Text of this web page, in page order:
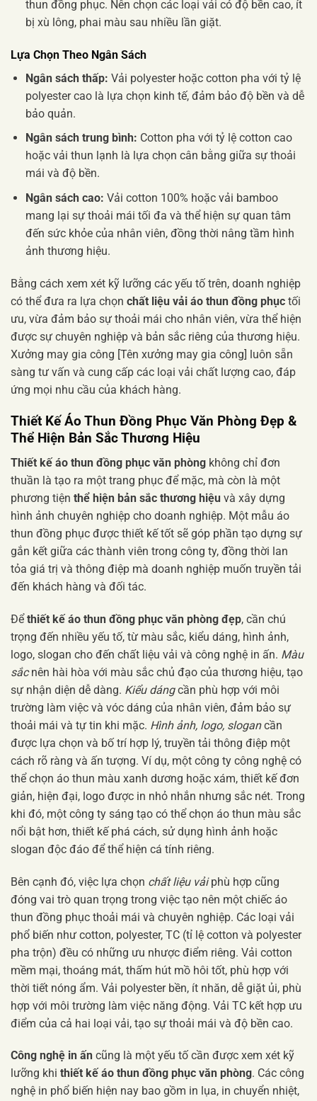
thun đồng phục. Nên chọn các loại vải có độ bền cao, ít
bị xù lông, phai màu sau nhiều lần giặt.
Lựa Chọn Theo Ngân Sách
Ngân sách thấp: Vải polyester hoặc cotton pha với tỷ lệ
polyester cao là lựa chọn kinh tế, đảm bảo độ bền và dễ
bảo quản.
Ngân sách trung bình: Cotton pha với tỷ lệ cotton cao
hoặc vải thun lạnh là lựa chọn cân bằng giữa sự thoải
mái và độ bền.
Ngân sách cao: Vải cotton 100% hoặc vải bamboo
mang lại sự thoải mái tối đa và thể hiện sự quan tâm
đến sức khỏe của nhân viên, đồng thời nâng tầm hình
ảnh thương hiệu.
Bằng cách xem xét kỹ lưỡng các yếu tố trên, doanh nghiệp
có thể đưa ra lựa chọn chất liệu vải áo thun đồng phục tối
ưu, vừa đảm bảo sự thoải mái cho nhân viên, vừa thể hiện
được sự chuyên nghiệp và bản sắc riêng của thương hiệu.
Xưởng may gia công [Tên xưởng may gia công] luôn sẵn
sàng tư vấn và cung cấp các loại vải chất lượng cao, đáp
ứng mọi nhu cầu của khách hàng.
Thiết Kế Áo Thun Đồng Phục Văn Phòng Đẹp &
Thể Hiện Bản Sắc Thương Hiệu
Thiết kế áo thun đồng phục văn phòng không chỉ đơn
thuần là tạo ra một trang phục để mặc, mà còn là một
phương tiện thể hiện bản sắc thương hiệu và xây dựng
hình ảnh chuyên nghiệp cho doanh nghiệp. Một mẫu áo
thun đồng phục được thiết kế tốt sẽ góp phần tạo dựng sự
gắn kết giữa các thành viên trong công ty, đồng thời lan
tỏa giá trị và thông điệp mà doanh nghiệp muốn truyền tải
đến khách hàng và đối tác.
Đểthiết kế áo thun đồng phục văn phòng đẹp, cần chú
trọng đến nhiều yếu tố, từ màu sắc, kiểu dáng, hình ảnh,
logo, slogan cho đến chất liệu vải và công nghệ in ấn. Màu
sắcnên hài hòa với màu sắc chủ đạo của thương hiệu, tạo
sự nhận diện dễ dàng. Kiểu dángcần phù hợp với môi
trường làm việc và vóc dáng của nhân viên, đảm bảo sự
thoải mái và tự tin khi mặc. Hình ảnh, logo, slogancần
được lựa chọn và bố trí hợp lý, truyền tải thông điệp một
cách rõ ràng và ấn tượng. Ví dụ, một công ty công nghệ có
thể chọn áo thun màu xanh dương hoặc xám, thiết kế đơn
giản, hiện đại, logo được in nhỏ nhắn nhưng sắc nét. Trong
khi đó, một công ty sáng tạo có thể chọn áo thun màu sắc
nổi bật hơn, thiết kế phá cách, sử dụng hình ảnh hoặc
slogan độc đáo để thể hiện cá tính riêng.
Bên cạnh đó, việc lựa chọn chất liệu vảiphù hợp cũng
đóng vai trò quan trọng trong việc tạo nên một chiếc áo
thun đồng phục thoải mái và chuyên nghiệp. Các loại vải
phổ biến như cotton, polyester, TC (tỉ lệ cotton và polyester
pha trộn) đều có những ưu nhược điểm riêng. Vải cotton
mềm mại, thoáng mát, thấm hút mồ hôi tốt, phù hợp với
thời tiết nóng ẩm. Vải polyester bền, ít nhăn, dễ giặt ủi, phù
hợp với môi trường làm việc năng động. Vải TC kết hợp ưu
điểm của cả hai loại vải, tạo sự thoải mái và độ bền cao.
Công nghệ in ấn cũng là một yếu tố cần được xem xét kỹ
lưỡng khi thiết kế áo thun đồng phục văn phòng. Các công
nghệ in phổ biến hiện nay bao gồm in lụa, in chuyển nhiệt,